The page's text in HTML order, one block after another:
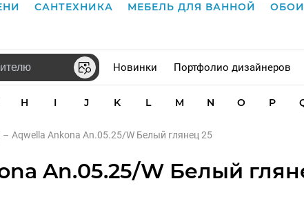
САНТЕХНИКА МЕБЕЛЬ ДЛЯ ВАННОЙ ОБОИ
Новинки Портфолио дизайнеров
H I J K L M N O P
– Aqwella Ankona An.05.25/W Белый глянец 25
An.05.25/W Белый